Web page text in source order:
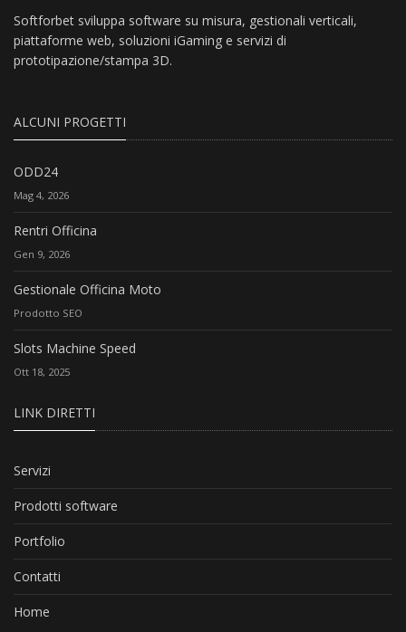
Softforbet sviluppa software su misura, gestionali verticali,
piattaforme web, soluzioni iGaming e servizi di
prototipazione/stampa 3D.
ALCUNI PROGETTI
ODD24
Mag 4, 2026
Rentri Officina
Gen 9, 2026
Gestionale Officina Moto
Prodotto SEO
Slots Machine Speed
Ott 18, 2025
LINK DIRETTI
Servizi
Prodotti software
Portfolio
Contatti
Home